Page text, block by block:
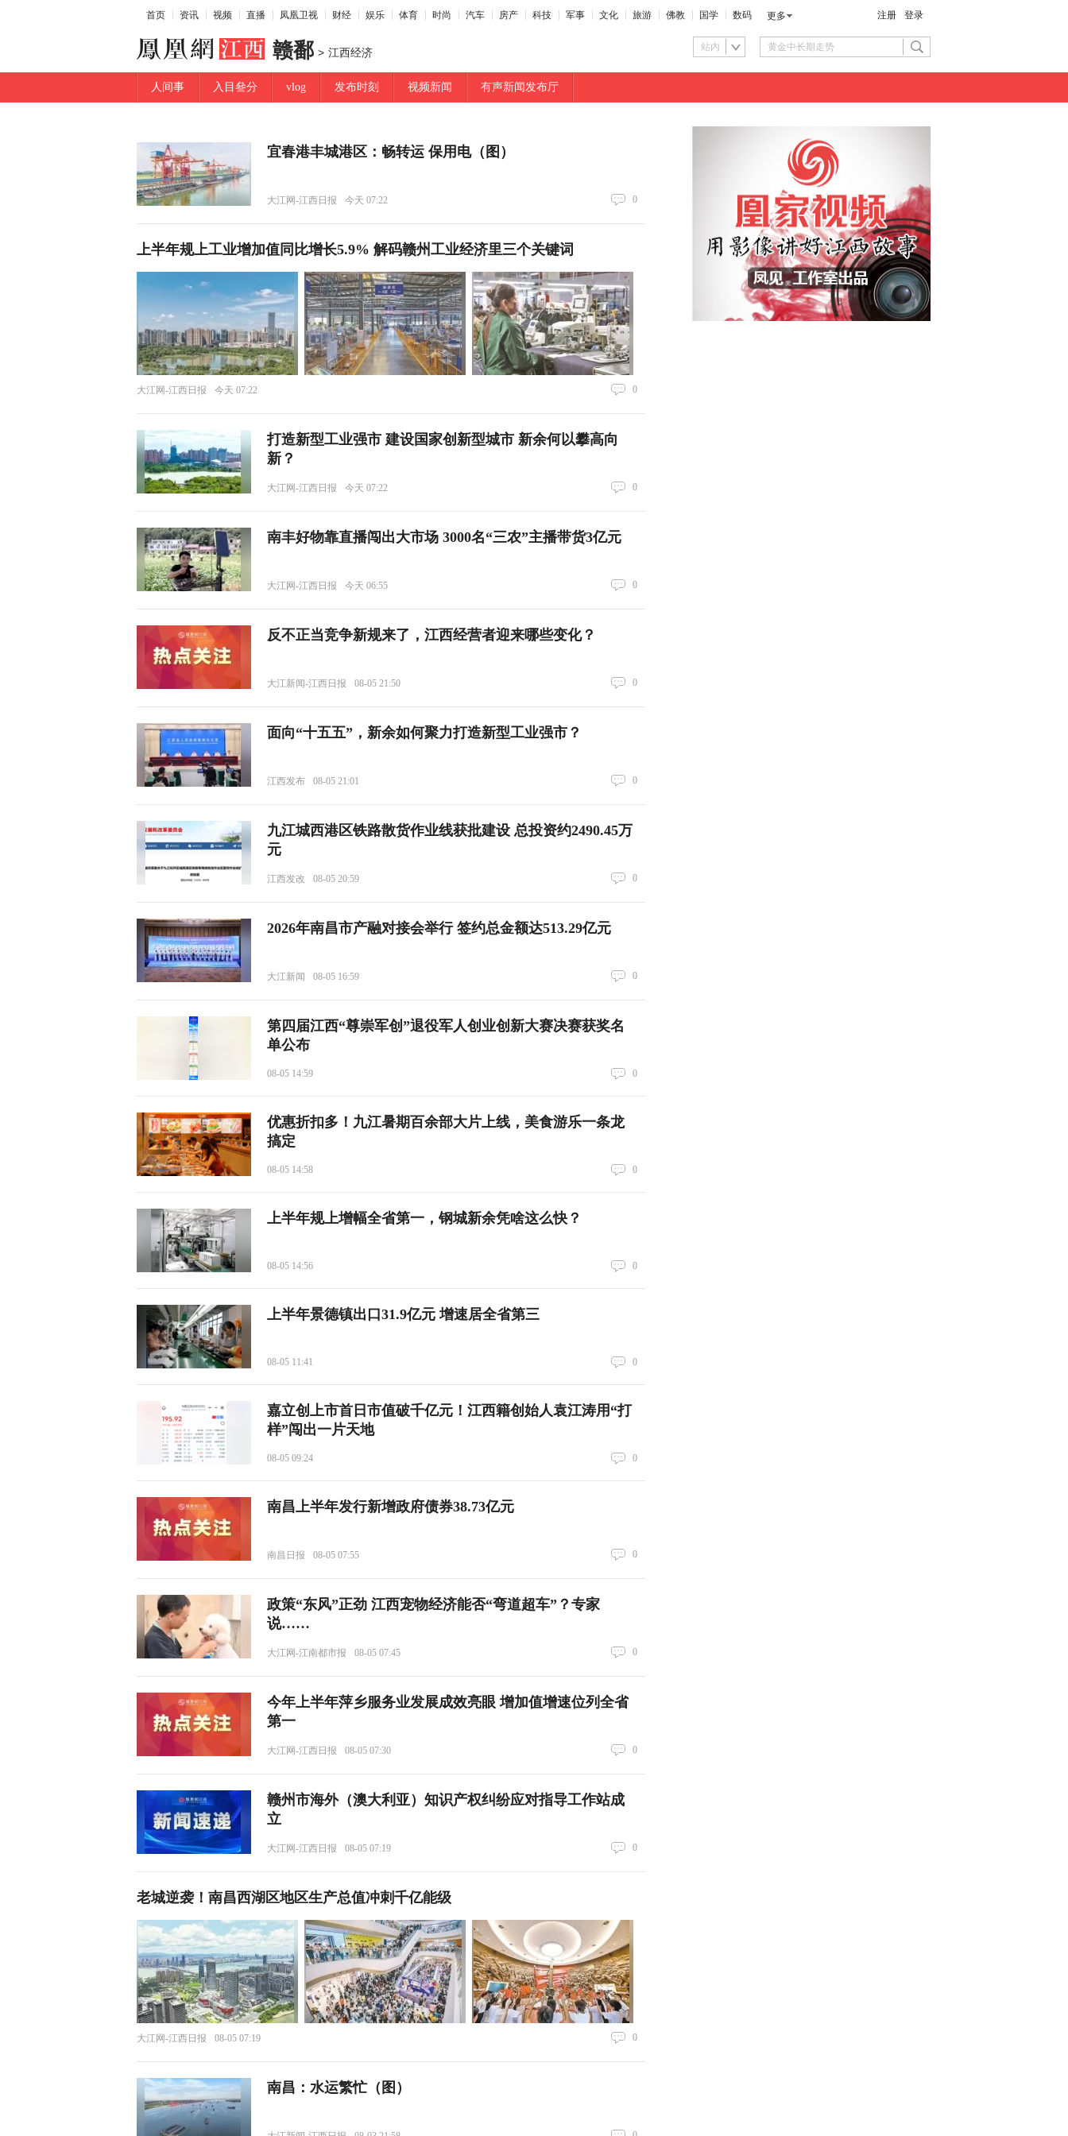
首页 资讯 视频 直播 凤凰卫视 财经 娱乐 体育 时尚 汽车 房产 科技 军事 文化 旅游 佛教 国学 数码 更多 注册 登录
赣鄱 > 江西经济 站内
人间事 入目叄分 vlog 发布时刻 视频新闻 有声新闻发布厅
宜春港丰城港区：畅转运 保用电（图）
大江网-江西日报 今天 07:22 0
上半年规上工业增加值同比增长5.9% 解码赣州工业经济里三个关键词
大江网-江西日报 今天 07:22 0
打造新型工业强市 建设国家创新型城市 新余何以攀高向
新？
大江网-江西日报 今天 07:22 0
南丰好物靠直播闯出大市场 3000名“三农”主播带货3亿元
大江网-江西日报 今天 06:55 0
反不正当竞争新规来了，江西经营者迎来哪些变化？
大江新闻-江西日报 08-05 21:50 0
面向“十五五”，新余如何聚力打造新型工业强市？
江西发布 08-05 21:01 0
九江城西港区铁路散货作业线获批建设 总投资约2490.45万
元
江西发改 08-05 20:59 0
2026年南昌市产融对接会举行 签约总金额达513.29亿元
大江新闻 08-05 16:59 0
第四届江西“尊崇军创”退役军人创业创新大赛决赛获奖名
单公布
08-05 14:59 0
优惠折扣多！九江暑期百余部大片上线，美食游乐一条龙
搞定
08-05 14:58 0
上半年规上增幅全省第一，钢城新余凭啥这么快？
08-05 14:56 0
上半年景德镇出口31.9亿元 增速居全省第三
08-05 11:41 0
嘉立创上市首日市值破千亿元！江西籍创始人袁江涛用“打
样”闯出一片天地
08-05 09:24 0
南昌上半年发行新增政府债券38.73亿元
南昌日报 08-05 07:55 0
政策“东风”正劲 江西宠物经济能否“弯道超车”？专家
说……
大江网-江南都市报 08-05 07:45 0
今年上半年萍乡服务业发展成效亮眼 增加值增速位列全省
第一
大江网-江西日报 08-05 07:30 0
赣州市海外（澳大利亚）知识产权纠纷应对指导工作站成
立
大江网-江西日报 08-05 07:19 0
老城逆袭！南昌西湖区地区生产总值冲刺千亿能级
大江网-江西日报 08-05 07:19 0
南昌：水运繁忙（图）